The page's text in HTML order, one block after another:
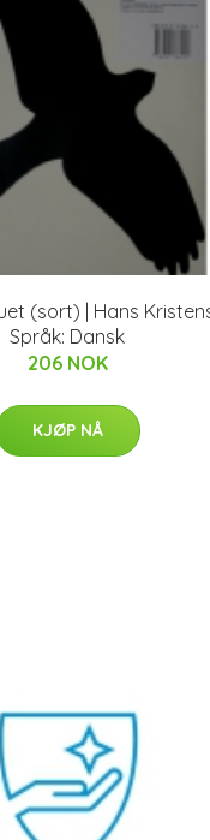
(sort) | Hans
Språk: Dansk
206 NOK
KJØP NÅ